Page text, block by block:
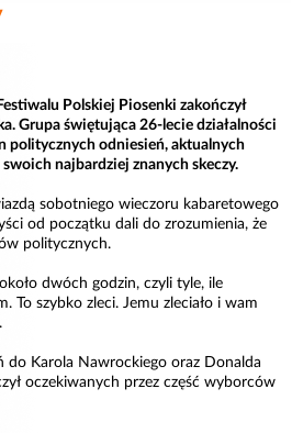
Polskiej Piosenki zakończył
Grupa świętująca 26-lecie działalności
politycznych odniesień, aktualnych
najbardziej znanych skeczy.
sobotniego wieczoru kabaretowego
od początku dali do zrozumienia, że
politycznych.
dwóch godzin, czyli tyle, ile
To szybko zleci. Jemu zleciało i wam
do Karola Nawrockiego oraz Donalda
oczekiwanych przez część wyborców